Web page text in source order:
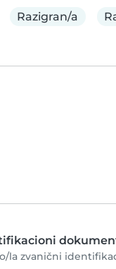
Razigran/a
la zvanični